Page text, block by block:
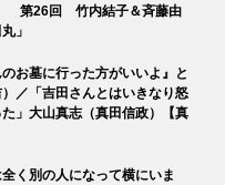
第26回 竹内結子＆斉藤由
」
お墓に行った方がいいよ』と
／「吉田さんとはいきなり怒
」大山真志（真田信政）【真
く別の人になって横にいま